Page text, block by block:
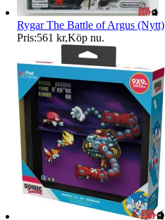
Rygar The Battle of Argus (Nytt)
Pris:561 kr,Köp nu.